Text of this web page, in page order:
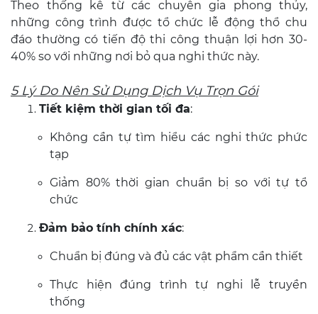
Theo thống kê từ các chuyên gia phong thủy,
những công trình được tổ chức lễ động thổ chu
đáo thường có tiến độ thi công thuận lợi hơn 30-
40% so với những nơi bỏ qua nghi thức này.
5 Lý Do Nên Sử Dụng Dịch Vụ Trọn Gói
Tiết kiệm thời gian tối đa:
Không cần tự tìm hiểu các nghi thức phức
tạp
Giảm 80% thời gian chuẩn bị so với tự tổ
chức
Đảm bảo tính chính xác:
Chuẩn bị đúng và đủ các vật phẩm cần thiết
Thực hiện đúng trình tự nghi lễ truyền
thống